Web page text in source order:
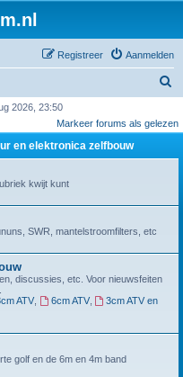
Aanmelden
Registreer
e
2026, 23:50
Markeer forums als gelezen
en elektronica zelfbouw
kwijt kunt
SWR, mantelstroomfilters, etc
discussies, etc. Voor nieuwsfeiten
ATV, 6cm ATV,
3cm ATV en
golf en de 6m en 4m band